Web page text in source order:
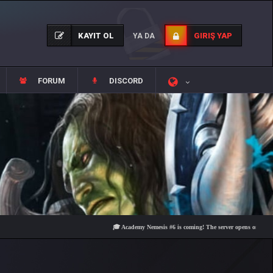
KAYIT OL YA DA GIRIŞ YAP
FORUM DISCORD
🎓 Academy Nemesis #6 is coming! The server opens on Friday,